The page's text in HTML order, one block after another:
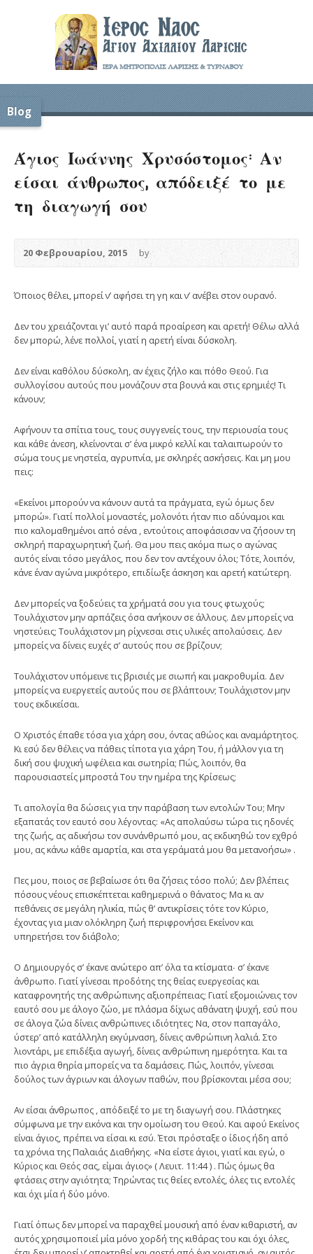
Blog
Άγιος Ιωάννης Χρυσόστομος: Αν
είσαι άνθρωπος, απόδειξέ το με
τη διαγωγή σου
20 Φεβρουαρίου, 2015 by
Όποιος θέλει, μπορεί ν’ αφήσει τη γη και ν’ ανέβει στον ουρανό.
Δεν του χρειάζονται γι’ αυτό παρά προαίρεση και αρετή! Θέλω αλλά
δεν μπορώ, λένε πολλοί, γιατί η αρετή είναι δύσκολη.
Δεν είναι καθόλου δύσκολη, αν έχεις ζήλο και πόθο Θεού. Για
συλλογίσου αυτούς που μονάζουν στα βουνά και στις ερημιές! Τι
κάνουν;
Αφήνουν τα σπίτια τους, τους συγγενείς τους, την περιουσία τους
και κάθε άνεση, κλείνονται σ’ ένα μικρό κελλί και ταλαιπωρούν το
σώμα τους με νηστεία, αγρυπνία, με σκληρές ασκήσεις. Και μη μου
πεις:
«Εκείνοι μπορούν να κάνουν αυτά τα πράγματα, εγώ όμως δεν
μπορώ». Γιατί πολλοί μοναστές, μολονότι ήταν πιο αδύναμοι και
πιο καλομαθημένοι από σένα , εντούτοις αποφάσισαν να ζήσουν τη
σκληρή παραχωρητική ζωή. Θα μου πεις ακόμα πως ο αγώνας
αυτός είναι τόσο μεγάλος, που δεν τον αντέχουν όλοι; Τότε, λοιπόν,
κάνε έναν αγώνα μικρότερο, επιδίωξε άσκηση και αρετή κατώτερη.
Δεν μπορείς να ξοδεύεις τα χρήματά σου για τους φτωχούς;
Τουλάχιστον μην αρπάζεις όσα ανήκουν σε άλλους. Δεν μπορείς να
νηστεύεις; Τουλάχιστον μη ρίχνεσαι στις υλικές απολαύσεις. Δεν
μπορείς να δίνεις ευχές σ’ αυτούς που σε βρίζουν;
Τουλάχιστον υπόμεινε τις βρισιές με σιωπή και μακροθυμία. Δεν
μπορείς να ευεργετείς αυτούς που σε βλάπτουν; Τουλάχιστον μην
τους εκδικείσαι.
Ο Χριστός έπαθε τόσα για χάρη σου, όντας αθώος και αναμάρτητος.
Κι εσύ δεν θέλεις να πάθεις τίποτα για χάρη Του, ή μάλλον για τη
δική σου ψυχική ωφέλεια και σωτηρία; Πώς, λοιπόν, θα
παρουσιαστείς μπροστά Του την ημέρα της Κρίσεως;
Τι απολογία θα δώσεις για την παράβαση των εντολών Του; Μην
εξαπατάς τον εαυτό σου λέγοντας: «Ας απολαύσω τώρα τις ηδονές
της ζωής, ας αδικήσω τον συνάνθρωπό μου, ας εκδικηθώ τον εχθρό
μου, ας κάνω κάθε αμαρτία, και στα γεράματά μου θα μετανοήσω» .
Πες μου, ποιος σε βεβαίωσε ότι θα ζήσεις τόσο πολύ; Δεν βλέπεις
πόσους νέους επισκέπτεται καθημερινά ο θάνατος; Μα κι αν
πεθάνεις σε μεγάλη ηλικία, πώς θ’ αντικρίσεις τότε τον Κύριο,
έχοντας για μιαν ολόκληρη ζωή περιφρονήσει Εκείνον και
υπηρετήσει τον διάβολο;
Ο Δημιουργός σ’ έκανε ανώτερο απ’ όλα τα κτίσματα∙ σ’ έκανε
άνθρωπο. Γιατί γίνεσαι προδότης της θείας ευεργεσίας και
καταφρονητής της ανθρώπινης αξιοπρέπειας; Γιατί εξομοιώνεις τον
εαυτό σου με άλογο ζώο, με πλάσμα δίχως αθάνατη ψυχή, εσύ που
σε άλογα ζώα δίνεις ανθρώπινες ιδιότητες; Να, στον παπαγάλο,
ύστερ’ από κατάλληλη εκγύμναση, δίνεις ανθρώπινη λαλιά. Στο
λιοντάρι, με επιδέξια αγωγή, δίνεις ανθρώπινη ημερότητα. Και τα
πιο άγρια θηρία μπορείς να τα δαμάσεις. Πώς, λοιπόν, γίνεσαι
δούλος των άγριων και άλογων παθών, που βρίσκονται μέσα σου;
Αν είσαι άνθρωπος , απόδειξέ το με τη διαγωγή σου. Πλάστηκες
σύμφωνα με την εικόνα και την ομοίωση του Θεού. Και αφού Εκείνος
είναι άγιος, πρέπει να είσαι κι εσύ. Έτσι πρόσταξε ο ίδιος ήδη από
τα χρόνια της Παλαιάς Διαθήκης. «Να είστε άγιοι, γιατί και εγώ, ο
Κύριος και Θεός σας, είμαι άγιος» ( Λευιτ. 11:44 ) . Πώς όμως θα
φτάσεις στην αγιότητα; Τηρώντας τις θείες εντολές, όλες τις εντολές
και όχι μία ή δύο μόνο.
Γιατί όπως δεν μπορεί να παραχθεί μουσική από έναν κιθαριστή, αν
αυτός χρησιμοποιεί μία μόνο χορδή της κιθάρας του και όχι όλες,